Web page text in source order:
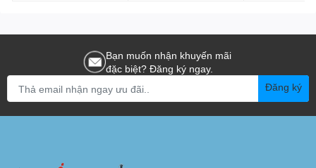
Bạn muốn nhận khuyến mãi
đặc biệt? Đăng ký ngay.
Đăng ký